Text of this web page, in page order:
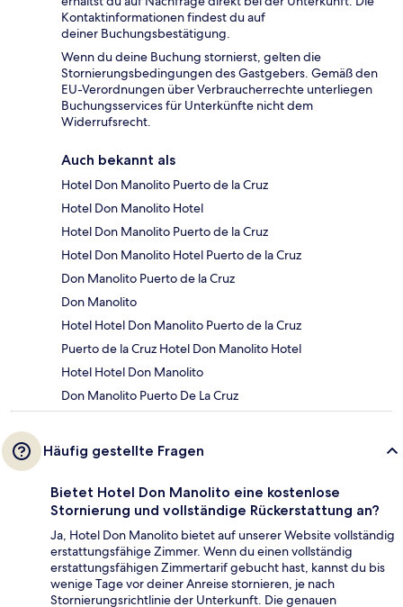
Kontaktinformationen findest du auf
deiner Buchungsbestätigung.
Wenn du deine Buchung stornierst, gelten die
Stornierungsbedingungen des Gastgebers. Gemäß den
EU-Verordnungen über Verbraucherrechte unterliegen
Buchungsservices für Unterkünfte nicht dem
Widerrufsrecht.
Auch bekannt als
Hotel Don Manolito Puerto de la Cruz
Hotel Don Manolito Hotel
Hotel Don Manolito Puerto de la Cruz
Hotel Don Manolito Hotel Puerto de la Cruz
Don Manolito Puerto de la Cruz
Don Manolito
Hotel Hotel Don Manolito Puerto de la Cruz
Puerto de la Cruz Hotel Don Manolito Hotel
Hotel Hotel Don Manolito
Don Manolito Puerto De La Cruz
Häufig gestellte Fragen
Bietet Hotel Don Manolito eine kostenlose
Stornierung und vollständige Rückerstattung an?
Ja, Hotel Don Manolito bietet auf unserer Website vollständig
erstattungsfähige Zimmer. Wenn du einen vollständig
erstattungsfähigen Zimmertarif gebucht hast, kannst du bis
wenige Tage vor deiner Anreise stornieren, je nach
Stornierungsrichtlinie der Unterkunft. Die genauen